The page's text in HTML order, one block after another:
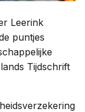
Leerink
puntjes
Tijdschrift